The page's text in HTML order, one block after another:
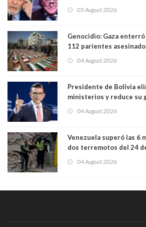
trasandino
05 August 2026
Genocidio: Gaza
112 parientes
muertos figuran 44
04 August 2026
Presidente de Bolivia
ministerios y reduce su
04 August 2026
Venezuela superó las 6
dos terremotos del 24
04 August 2026